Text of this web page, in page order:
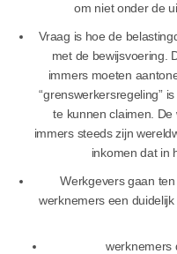
om niet onder de
Vraag is hoe de
met de bewijsvoering.
immers moeten
“grenswerkersregeling”
te kunnen claimen.
immers steeds zijn
inkomen dat in
Werkgevers gaan
werknemers een
werknemers